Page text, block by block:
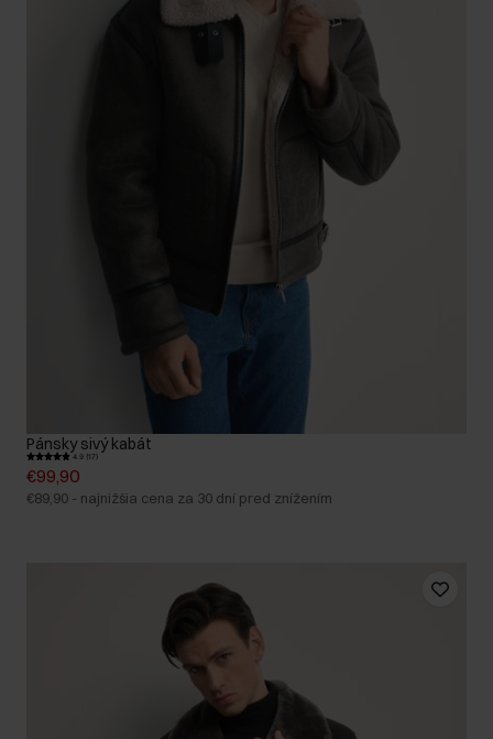
Pánsky sivý kabát
4.9 (17)
€99,90
€89,90 - najnižšia cena za 30 dní pred znížením